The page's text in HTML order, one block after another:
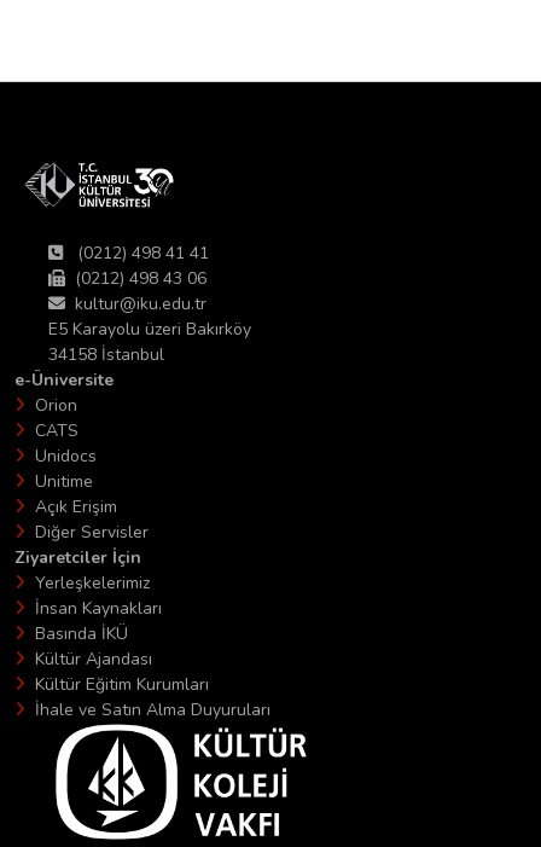
(0212) 498 41 41
(0212) 498 43 06
kultur@iku.edu.tr
E5 Karayolu üzeri Bakırköy
34158 İstanbul
e-Üniversite
Orion
CATS
Unidocs
Unitime
Açık Erişim
Diğer Servisler
Ziyaretciler İçin
Yerleşkelerimiz
İnsan Kaynakları
Basında İKÜ
Kültür Ajandası
Kültür Eğitim Kurumları
İhale ve Satın Alma Duyuruları